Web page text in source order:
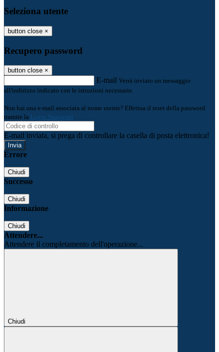
Seleziona utente
button close ×
Recupero password
button close ×
E-mail Verrà inviato un messaggio
all'indirizzo indicato con le istruzioni necessarie.
Non hai una e-mail associata al nome utente? Effettua il reset della password
tramite la Login Spaggiari
E-mail inviata, si prega di controllare la casella di posta elettronica!
Errore
Chiudi
Successo
Chiudi
Informazione
Chiudi
Attendere...
Attendere il completamento dell'operazione...
Chiudi